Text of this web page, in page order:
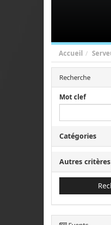
Accueil
Recherche
Mot clef
Catégories
Autres critères